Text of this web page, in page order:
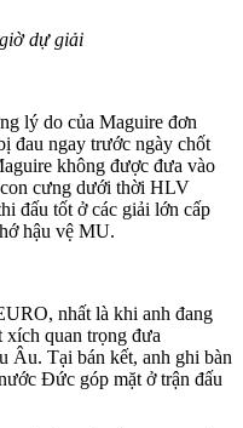
dự giải
lý do của Maguire đơn
đau ngay trước ngày chốt
không được đưa vào
cưng dưới thời HLV
đấu tốt ở các giải lớn cấp
hậu vệ MU.
nhất là khi anh đang
xích quan trọng đưa
Âu. Tại bán kết, anh ghi bàn
Đức góp mặt ở trận đấu